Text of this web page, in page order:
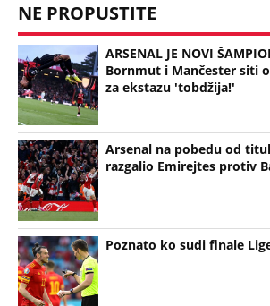
NE PROPUSTITE
ARSENAL JE NOVI
Bornmut i Mančester siti
za ekstazu 'tobdžija!'
Arsenal na pobedu od
razgalio Emirejtes protiv
Poznato ko sudi finale